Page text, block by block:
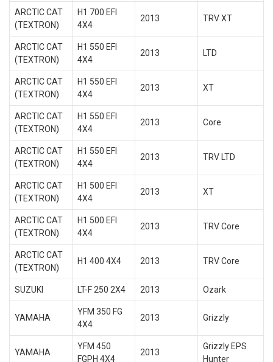
ARCTIC CAT
(TEXTRON)
H1 700 EFI
4X4
2013 TRV XT
ARCTIC CAT
(TEXTRON)
H1 550 EFI
4X4
2013 LTD
ARCTIC CAT
(TEXTRON)
H1 550 EFI
4X4
2013 XT
ARCTIC CAT
(TEXTRON)
H1 550 EFI
4X4
2013 Core
ARCTIC CAT
(TEXTRON)
H1 550 EFI
4X4
2013 TRV LTD
ARCTIC CAT
(TEXTRON)
H1 500 EFI
4X4
2013 XT
ARCTIC CAT
(TEXTRON)
H1 500 EFI
4X4
2013 TRV Core
ARCTIC CAT
(TEXTRON)
H1 400 4X4 2013 TRV Core
SUZUKI LT-F 250 2X4 2013 Ozark
YAMAHA
YFM 350 FG
4X4
2013 Grizzly
YAMAHA
YFM 450
FGPH 4X4
2013
Grizzly EPS
Hunter